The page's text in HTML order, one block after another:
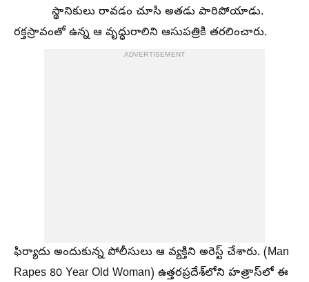
స్థానికులు రావడం చూసి అతడు పారిపోయాడు.
రక్తస్రావంతో ఉన్న ఆ వృద్ధురాలిని ఆసుపత్రికి తరలించారు.
ADVERTISEMENT
ఫిర్యాదు అందుకున్న పోలీసులు ఆ వ్యక్తిని అరెస్ట్‌ చేశారు. (Man
Rapes 80 Year Old Woman) ఉత్తరప్రదేశ్‌లోని హత్రాస్‌లో ఈ